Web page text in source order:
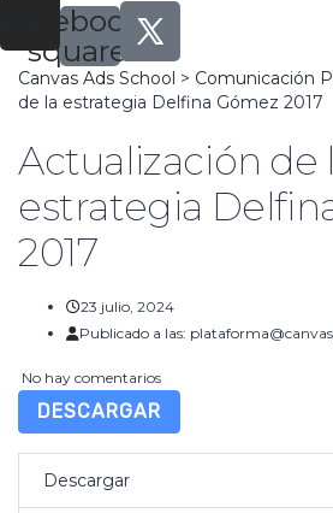
Facebook-
square
Canvas Ads School > Comunicación
de la estrategia Delfina Gómez 2017
Actualización de
estrategia
2017
23 julio, 2024
Publicado a las:
No hay comentarios
DESCARGAR
Descargar